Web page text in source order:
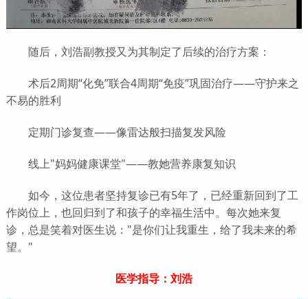
随后，刘浩副教授又为其制定了后续的治疗方案：
术后2周期“化免”联合4周期“免疫”巩固治疗——守护来之
不易的胜利
定期门诊复查——像雷达般扫描复发风险
线上"妈妈健康课堂"——教她营养康复知识
如今，这位患者坚持复诊已有5年了，已经重新回到了工
作岗位上，也回归到了和孩子的幸福生活中。每次她来复
诊，总是笑着对医生说："是你们让我重生，给了我未来的希
望。"
医学指导：刘浩